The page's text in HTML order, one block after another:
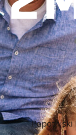
Popotniški